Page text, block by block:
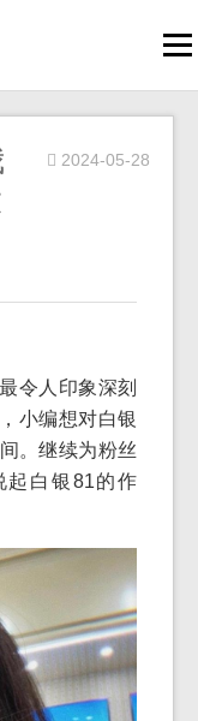
2024-05-28
令人印象深刻
小编想对白银
。继续为粉丝
起白银81的作